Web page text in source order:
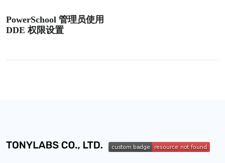
PowerSchool 管理员使用
DDE 权限设置